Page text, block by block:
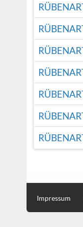
Impressum